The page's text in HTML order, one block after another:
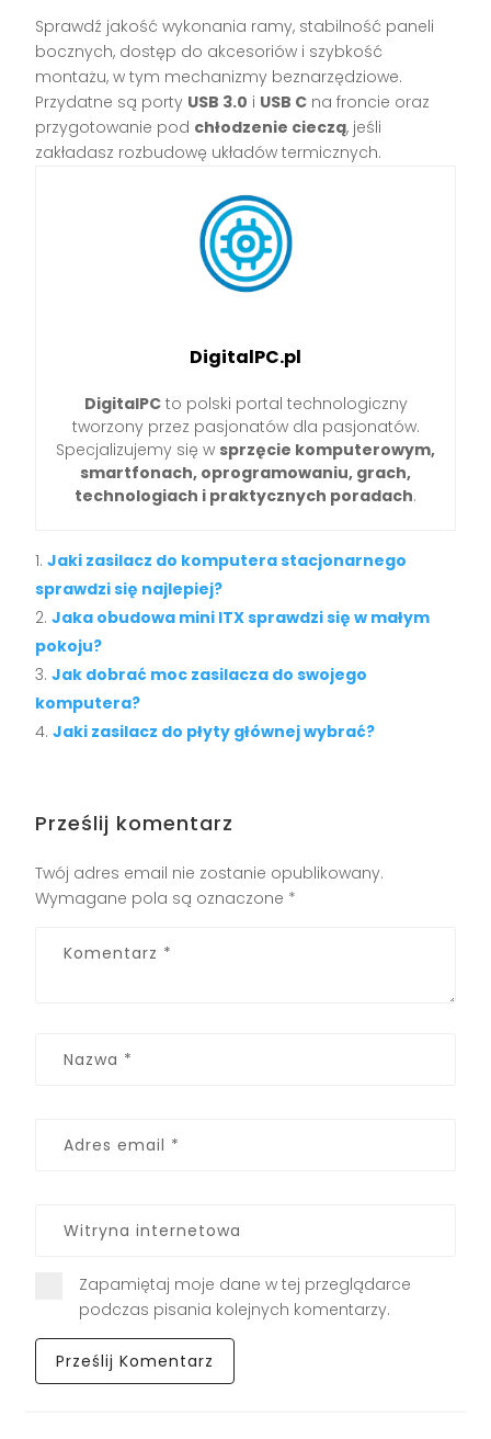
Sprawdź jakość wykonania ramy, stabilność paneli
bocznych, dostęp do akcesoriów i szybkość
montażu, w tym mechanizmy beznarzędziowe.
Przydatne są porty USB 3.0 i USB C na froncie oraz
przygotowanie pod chłodzenie cieczą, jeśli
zakładasz rozbudowę układów termicznych.
DigitalPC.pl
DigitalPCto polski portal technologiczny
tworzony przez pasjonatów dla pasjonatów.
Specjalizujemy się w sprzęcie komputerowym,
smartfonach, oprogramowaniu, grach,
technologiach i praktycznych poradach.
Jaki zasilacz do komputera stacjonarnego
sprawdzi się najlepiej?
Jaka obudowa mini ITX sprawdzi się w małym
pokoju?
Jak dobrać moc zasilacza do swojego
komputera?
Jaki zasilacz do płyty głównej wybrać?
Prześlij komentarz
Twój adres email nie zostanie opublikowany.
Wymagane pola są oznaczone *
Zapamiętaj moje dane w tej przeglądarce
podczas pisania kolejnych komentarzy.